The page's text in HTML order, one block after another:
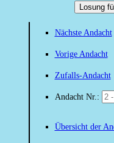
Losung
Nächste Andacht
Vorige Andacht
Zufalls-Andacht
Andacht Nr.:
Übersicht der